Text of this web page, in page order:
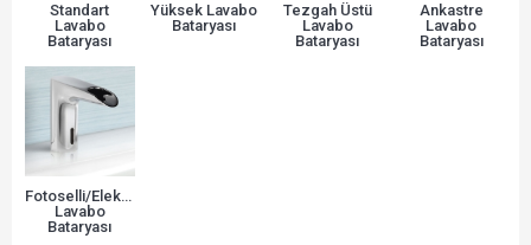
Standart
Lavabo
Bataryası
Yüksek Lavabo
Bataryası
Tezgah Üstü
Lavabo
Bataryası
Ankastre
Lavabo
Bataryası
Fotoselli/Elektronik
Lavabo
Bataryası